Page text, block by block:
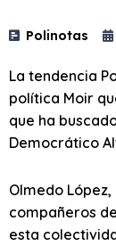
Polinotas
La tendencia
política Moir
que ha
Democrático
Olmedo
compañeros
esta